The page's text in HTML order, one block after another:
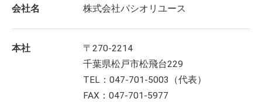
会社名 株式会社パシオリユース
本社
〒270-2214
千葉県松戸市松飛台229
TEL：047-701-5003（代表）
FAX：047-701-5977